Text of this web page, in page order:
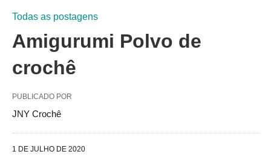
Todas as postagens
Amigurumi Polvo de
crochê
PUBLICADO POR
JNY Crochê
1 DE JULHO DE 2020